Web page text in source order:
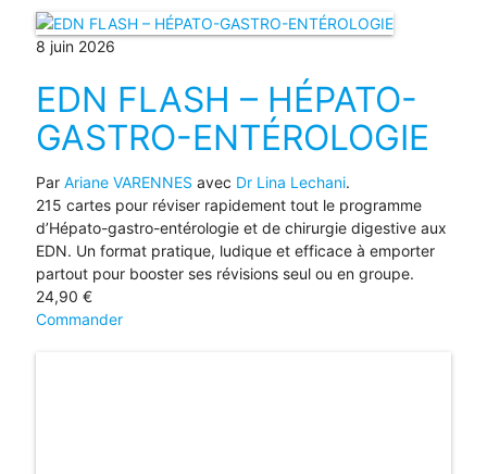
8 juin 2026
EDN FLASH – HÉPATO-
GASTRO-ENTÉROLOGIE
Par Ariane VARENNES avec Dr Lina Lechani.
215 cartes pour réviser rapidement tout le programme
d’Hépato-gastro-entérologie et de chirurgie digestive aux
EDN. Un format pratique, ludique et efficace à emporter
partout pour booster ses révisions seul ou en groupe.
24,90 €
Commander